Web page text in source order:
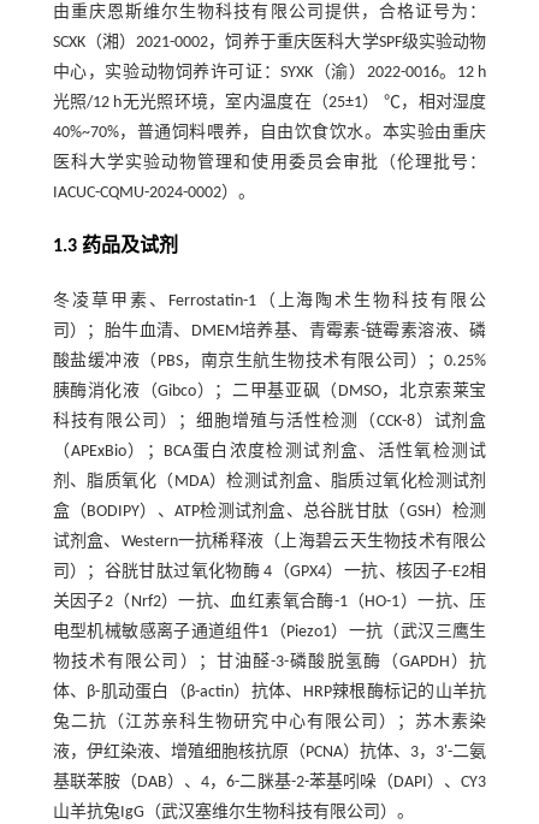
由重庆恩斯维尔生物科技有限公司提供，合格证号为：
SCXK（湘）2021-0002，饲养于重庆医科大学SPF级实验动物
中心，实验动物饲养许可证：SYXK（渝）2022-0016。12 h
光照/12 h无光照环境，室内温度在（25±1） ℃，相对湿度
40%~70%，普通饲料喂养，自由饮食饮水。本实验由重庆
医科大学实验动物管理和使用委员会审批（伦理批号：
IACUC-CQMU-2024-0002）。
1.3 药品及试剂
冬凌草甲素、Ferrostatin-1（上海陶术生物科技有限公
司）；胎牛血清、DMEM培养基、青霉素-链霉素溶液、磷
酸盐缓冲液（PBS，南京生航生物技术有限公司）；0.25%
胰酶消化液（Gibco）；二甲基亚砜（DMSO，北京索莱宝
科技有限公司）；细胞增殖与活性检测（CCK-8）试剂盒
（APExBio）；BCA蛋白浓度检测试剂盒、活性氧检测试
剂、脂质氧化（MDA）检测试剂盒、脂质过氧化检测试剂
盒（BODIPY）、ATP检测试剂盒、总谷胱甘肽（GSH）检测
试剂盒、Western一抗稀释液（上海碧云天生物技术有限公
司）；谷胱甘肽过氧化物酶 4（GPX4）一抗、核因子-E2相
关因子2（Nrf2）一抗、血红素氧合酶-1（HO-1）一抗、压
电型机械敏感离子通道组件1（Piezo1）一抗（武汉三鹰生
物技术有限公司）；甘油醛-3-磷酸脱氢酶（GAPDH）抗
体、β-肌动蛋白（β-actin）抗体、HRP辣根酶标记的山羊抗
兔二抗（江苏亲科生物研究中心有限公司）；苏木素染
液，伊红染液、增殖细胞核抗原（PCNA）抗体、3，3'-二氨
基联苯胺（DAB）、4，6-二脒基-2-苯基吲哚（DAPI）、CY3
山羊抗兔IgG（武汉塞维尔生物科技有限公司）。